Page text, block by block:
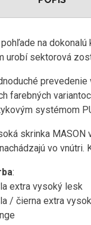
na
urobí sektorová
prevedenie
farebných
systémom
skrinka
vo
:
extra vysoký lesk
/ čierna extra